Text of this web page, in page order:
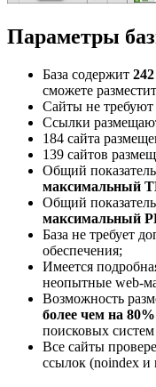
Параметры
База содержит
сможете
Сайты не
Ссылки
184 сайта
139 сайтов
Общий
максимальный
Общий
максимальный
База не требует
обеспечения;
Имеется
неопытные web-
Возможность
более чем на
поисковых
Все сайты
ссылок (noindex и